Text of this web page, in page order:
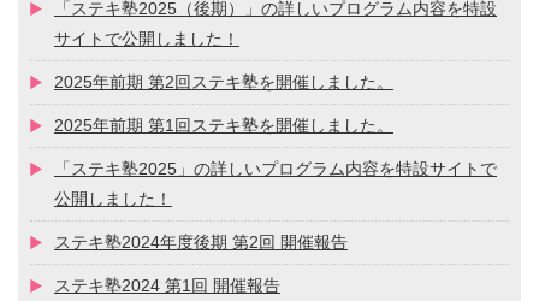
「ステキ塾2025（後期）」の詳しいプログラム内容を特設
サイトで公開しました！
2025年前期 第2回ステキ塾を開催しました。
2025年前期 第1回ステキ塾を開催しました。
「ステキ塾2025」の詳しいプログラム内容を特設サイトで
公開しました！
ステキ塾2024年度後期 第2回 開催報告
ステキ塾2024 第1回 開催報告